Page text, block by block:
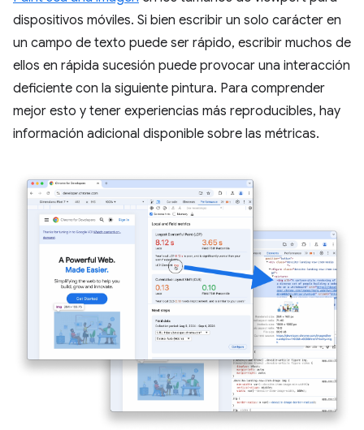
dispositivos móviles. Si bien escribir un solo carácter en
un campo de texto puede ser rápido, escribir muchos de
ellos en rápida sucesión puede provocar una interacción
deficiente con la siguiente pintura. Para comprender
mejor esto y tener experiencias más reproducibles, hay
información adicional disponible sobre las métricas.